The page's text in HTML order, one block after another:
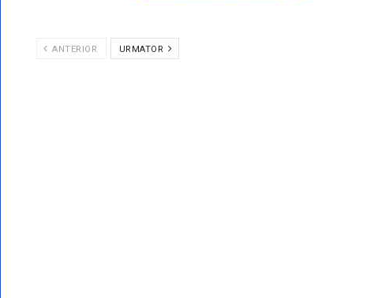
ANTERIOR URMATOR